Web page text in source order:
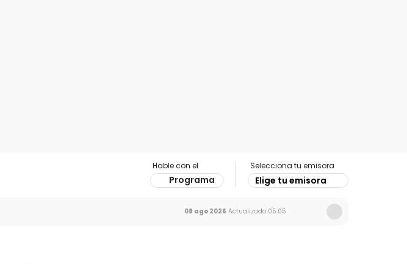
Hable con el
Programa
Selecciona tu emisora
Elige tu emisora
08 ago 2026 Actualizado 05:05